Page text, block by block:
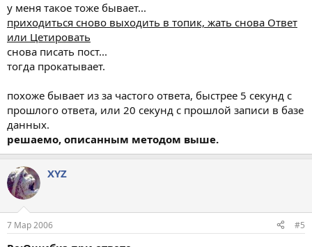
у меня такое тоже бывает...
приходиться сново выходить в топик, жать снова Ответ
или Цетировать
снова писать пост...
тогда прокатывает.
похоже бывает из за частого ответа, быстрее 5 секунд с
прошлого ответа, или 20 секунд с прошлой записи в базе
данных.
решаемо, описанным методом выше.
XYZ
7 Мар 2006 #5